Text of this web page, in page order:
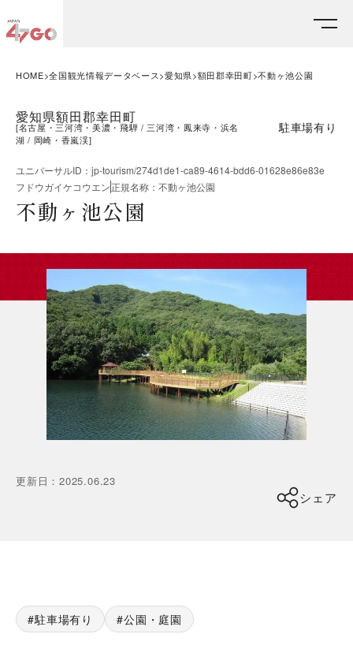
HOME 全国観光情報データベース 愛知県 額田郡幸田町 不動ヶ池公園
愛知県額田郡幸田町
[名古屋・三河湾・美濃・飛騨
三河湾・鳳来寺・浜名
湖
岡崎・香嵐渓]
駐車場有り
ユニバーサルID ： jp-tourism/274d1de1-ca89-4614-bdd6-01628e86e83e
フドウガイケコウエン正規名称 ： 不動ヶ池公園
不動ヶ池公園
更新日 ：2025.06.23
シェア
駐車場有り 公園・庭園